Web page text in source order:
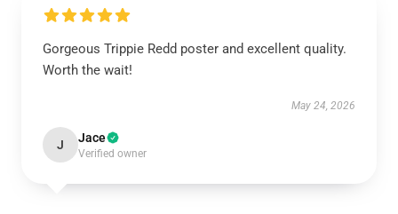
Gorgeous Trippie Redd poster and excellent quality.
Worth the wait!
May 24, 2026
J Jace
Verified owner